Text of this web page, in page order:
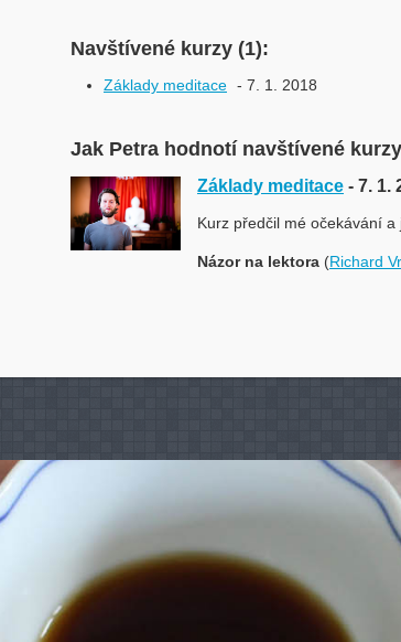
Navštívené kurzy (1):
Základy meditace - 7. 1. 2018
Jak Petra hodnotí navštívené
Základy meditace - 7. 1.
Kurz předčil mé očekávání a
Názor na lektora (Richard